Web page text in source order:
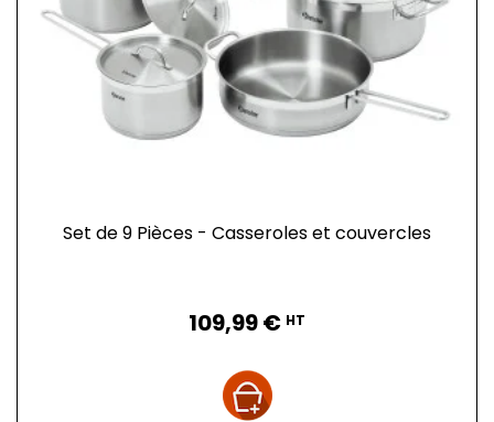
Set de 9 Pièces - Casseroles et couvercles
109,99 € HT